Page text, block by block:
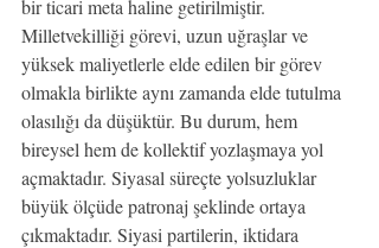
bir ticari meta haline getirilmiştir.
Milletvekilliği görevi, uzun uğraşlar ve
yüksek maliyetlerle elde edilen bir görev
olmakla birlikte aynı zamanda elde tutulma
olasılığı da düşüktür. Bu durum, hem
bireysel hem de kollektif yozlaşmaya yol
açmaktadır. Siyasal süreçte yolsuzluklar
büyük ölçüde patronaj şeklinde ortaya
çıkmaktadır. Siyasi partilerin, iktidara